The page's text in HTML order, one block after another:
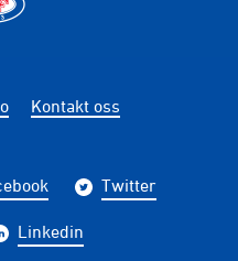
Kontakt oss
Twitter
Linkedin